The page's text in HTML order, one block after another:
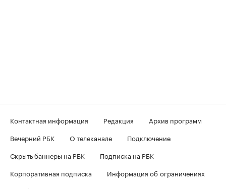
Контактная информация Редакция
Архив программ
Вечерний РБК
О телеканале
Подключение
Скрыть баннеры на РБК
Подписка на РБК
Корпоративная подписка
Информация об ограничениях